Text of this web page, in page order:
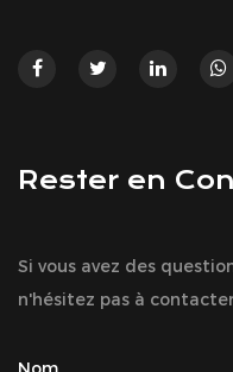
Rester en
Si vous avez des
n'hésitez pas à